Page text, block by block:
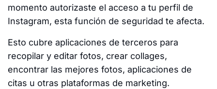
momento autorizaste el acceso a tu perfil de
Instagram, esta función de seguridad te afecta.
Esto cubre aplicaciones de terceros para
recopilar y editar fotos, crear collages,
encontrar las mejores fotos, aplicaciones de
citas u otras plataformas de marketing.